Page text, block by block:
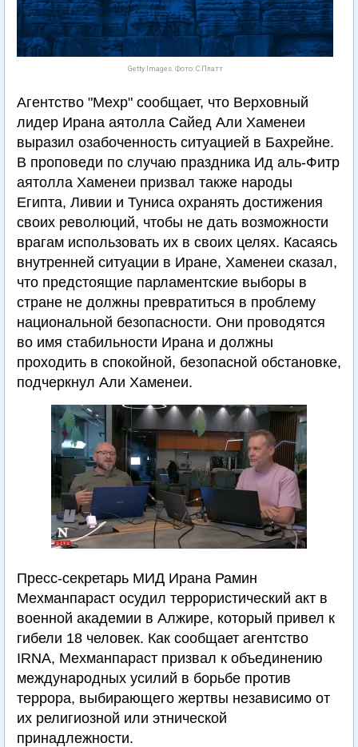
Getty Images. Фото: С.Платт
Агентство "Мехр" сообщает, что Верховный
лидер Ирана аятолла Сайед Али Хаменеи
выразил озабоченность ситуацией в Бахрейне.
В проповеди по случаю праздника Ид аль-Фитр
аятолла Хаменеи призвал также народы
Египта, Ливии и Туниса охранять достижения
своих революций, чтобы не дать возможности
врагам использовать их в своих целях. Касаясь
внутренней ситуации в Иране, Хаменеи сказал,
что предстоящие парламентские выборы в
стране не должны превратиться в проблему
национальной безопасности. Они проводятся
во имя стабильности Ирана и должны
проходить в спокойной, безопасной обстановке,
подчеркнул Али Хаменеи.
Пресс-секретарь МИД Ирана Рамин
Мехманпараст осудил террористический акт в
военной академии в Алжире, который привел к
гибели 18 человек. Как сообщает агентство
IRNA, Мехманпараст призвал к объединению
международных усилий в борьбе против
террора, выбирающего жертвы независимо от
их религиозной или этнической
принадлежности.